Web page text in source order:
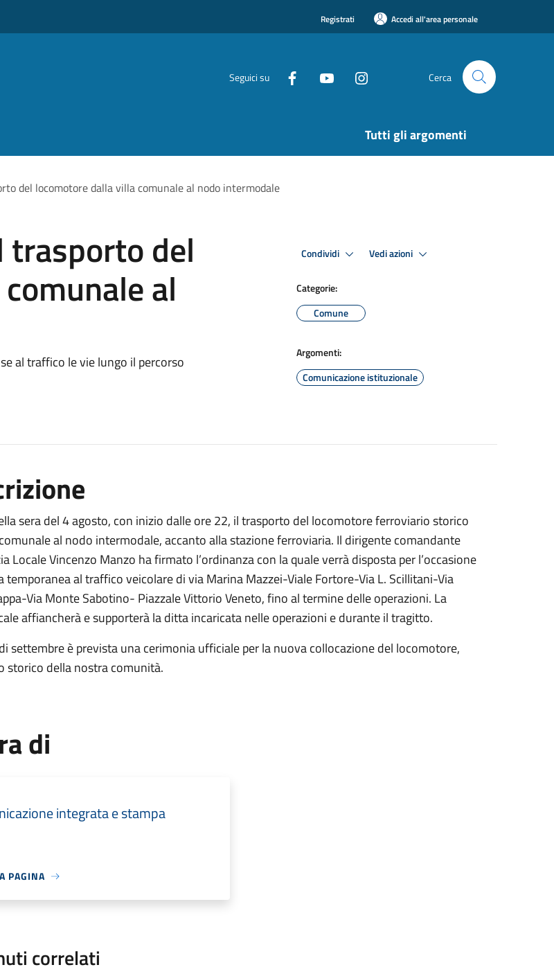
Registrati Accedi all'area personale
Seguici su Cerca
Tutti gli argomenti
del locomotore dalla villa comunale al nodo intermodale
trasporto del
al
al traffico le vie lungo il percorso
Condividi Vedi azioni
Categorie:
Comune
Argomenti:
Comunicazione istituzionale
sera del 4 agosto, con inizio dalle ore 22, il trasporto del locomotore ferroviario storico
al nodo intermodale, accanto alla stazione ferroviaria. Il dirigente comandante
Locale Vincenzo Manzo ha firmato l’ordinanza con la quale verrà disposta per l’occasione
temporanea al traffico veicolare di via Marina Mazzei-Viale Fortore-Via L. Scillitani-Via
Via Monte Sabotino- Piazzale Vittorio Veneto, fino al termine delle operazioni. La
affiancherà e supporterà la ditta incaricata nelle operazioni e durante il tragitto.
settembre è prevista una cerimonia ufficiale per la nuova collocazione del locomotore,
storico della nostra comunità.
di
integrata e stampa
PAGINA
correlati